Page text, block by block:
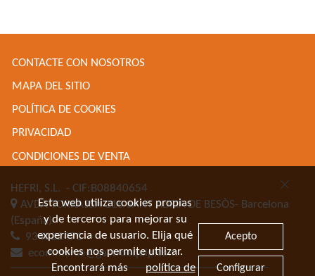
CONTACTE CON NOSOTROS
MAPA DEL SITIO
POLÍTICA DE COOKIES
PRIVACIDAD
CONDICIONES DE VENTA
HEFRI, S.L. - CIF:B08840654
AVDA TORRASSA 116SANT ADRIA DE BESÒS- Barcelona
(España)
934622471
ecommerce@gastroequip.com
Esta web utiliza cookies propias
y de terceros para mejorar su
experiencia de usuario. Elija qué
cookies nos permite utilizar.
Encontrará más
política de
Acepto
Configurar